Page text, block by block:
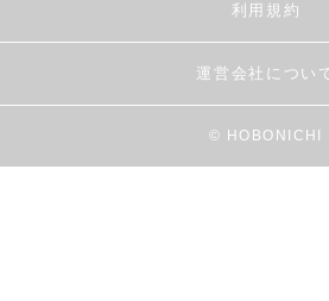
利用規約
運営会社につい
© HOBONICHI